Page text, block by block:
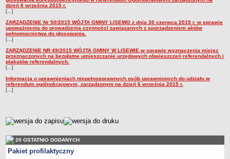
RADA GMINY
Transmisja z obrad
Posiedzenia
Imienny wykaz głosowań radnych
Skład Rady
Uchwały
Deklaracje
Teksty jednolite
Ogłoszenia
dzień 6 września 2015 r.
[...]
ZARZĄDZENIE Nr 50/2015 WÓJTA GMINY LISEWO z dnia 30 czerwca 2015 r. w sprawie
upoważnienia do prowadzenia czynności zawiązanych z sporządzeniem aktów
pełnomocnictwa do głosowania.
[...]
ZARZĄDZENIE NR 49/2015 WÓJTA GMINY W LISEWIE w sprawie wyznaczenia miejsc
przeznaczonych na bezpłatne umieszczanie urzędowych obwieszczeń referendalnych i
plakatów referendalnych.
[...]
Informacja o uprawnieniach niepełnosprawnych osób uprawnionych do udziału w
referendum ogólnokrajowym, zarządzonym na dzień 6 września 2015 r.
[...]
metryczka
20 OSTATNIO DODANYCH
Pakiet profilaktyczny